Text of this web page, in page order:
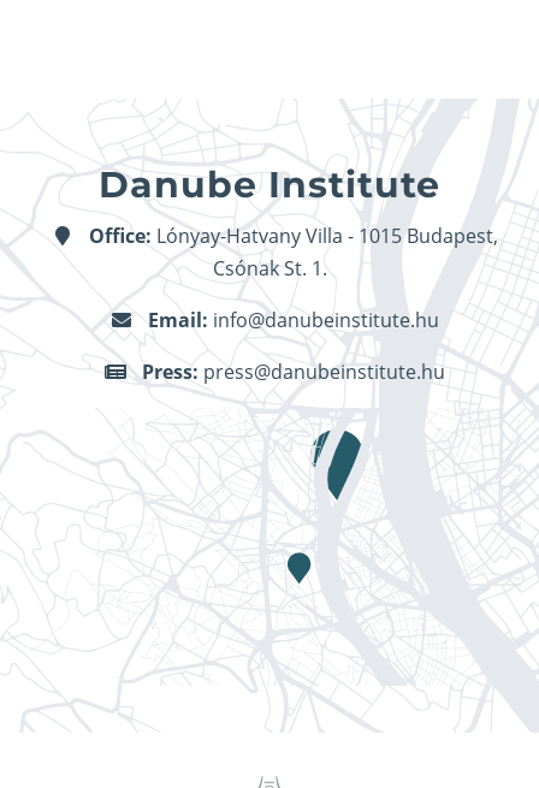
Danube Institute
Office: Lónyay-Hatvany Villa - 1015 Budapest,
Csónak St. 1.
Email: info@danubeinstitute.hu
Press: press@danubeinstitute.hu